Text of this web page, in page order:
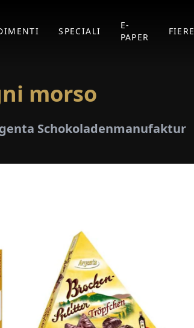
SPECIALI
E-
PAPER
FIERE
morso
Schokoladenmanufaktur